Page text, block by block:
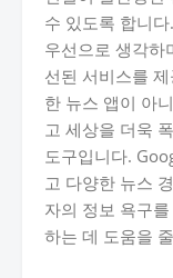
수 있도록 합니
우선으로 생각하
선된 서비스를
한 뉴스 앱이 아
고 세상을 더욱
도구입니다.
고 다양한 뉴스
자의 정보 욕구
하는 데 도움을